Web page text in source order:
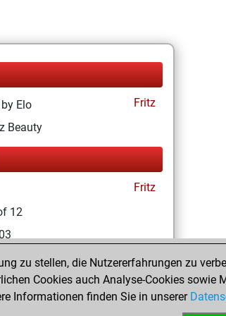
Elo
Fritz
Beauty
Fritz
12
Fritz
zu stellen, die Nutzererfahrungen zu
Cookies auch Analyse-Cookies sowie
Informationen finden Sie in unserer